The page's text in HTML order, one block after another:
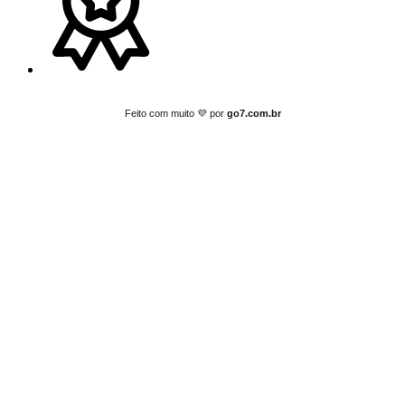
Feito com muito 💜 por go7.com.br